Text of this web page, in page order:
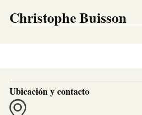
Christophe Buisson
Ubicación y contacto